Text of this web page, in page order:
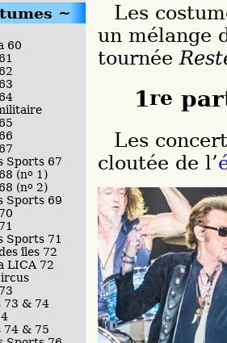
Les costumes de cette tournée estivale seront
un mélange
tournée
1re
Les concerts commenceront avec la veste
cloutée de l’
60
Sports 67
(no 1)
(no 2)
Sports 69
Sports 71
îles 72
LICA 72
73 & 74
74 & 75